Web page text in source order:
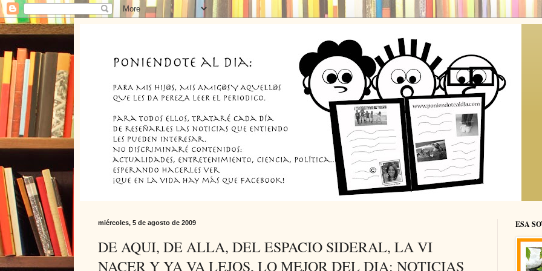
miércoles, 5 de agosto de 2009
DE AQUI, DE ALLA, DEL ESPACIO SIDERAL, LA VI
NACER Y YA VA LEJOS, LO MEJOR DEL DIA: NOTICIAS
ESA